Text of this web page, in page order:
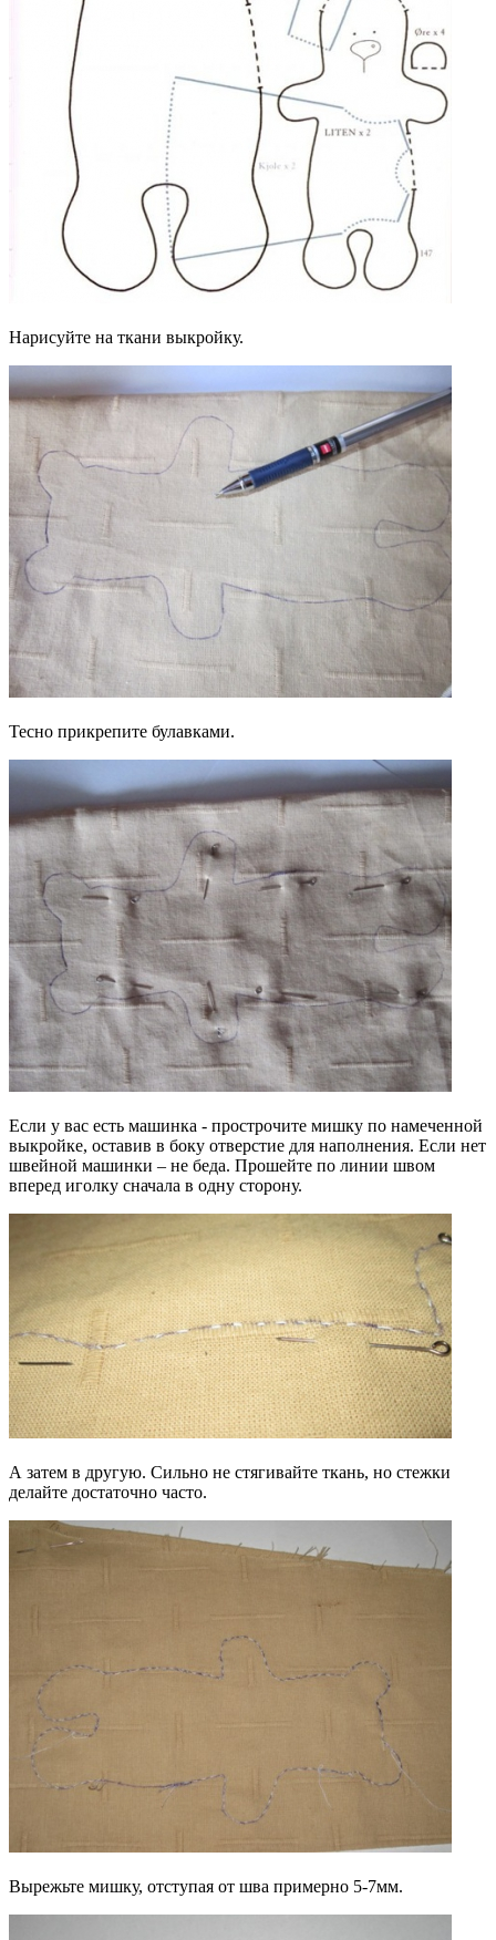
Нарисуйте на ткани выкройку.
Тесно прикрепите булавками.
Если у вас есть машинка - прострочите мишку по намеченной
выкройке, оставив в боку отверстие для наполнения. Если нет
швейной машинки – не беда. Прошейте по линии швом
вперед иголку сначала в одну сторону.
А затем в другую. Сильно не стягивайте ткань, но стежки
делайте достаточно часто.
Вырежьте мишку, отступая от шва примерно 5-7мм.